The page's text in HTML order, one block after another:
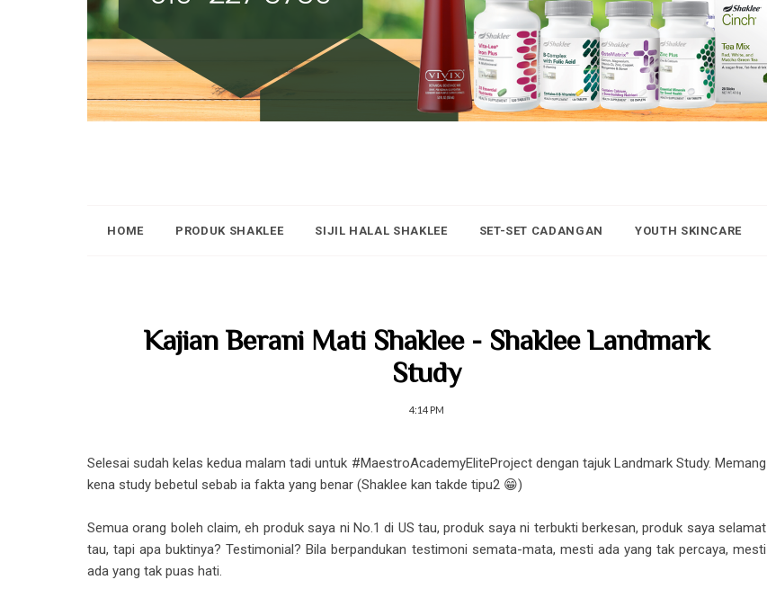
HOME PRODUK SHAKLEE SIJIL HALAL SHAKLEE SET-SET CADANGAN YOUTH SKINCARE
Kajian Berani Mati Shaklee - Shaklee Landmark
Study
4:14 PM
Selesai sudah kelas kedua malam tadi untuk #MaestroAcademyEliteProject dengan tajuk Landmark Study. Memang
kena study bebetul sebab ia fakta yang benar (Shaklee kan takde tipu2 😁)
Semua orang boleh claim, eh produk saya ni No.1 di US tau, produk saya ni terbukti berkesan, produk saya selamat
tau, tapi apa buktinya? Testimonial? Bila berpandukan testimoni semata-mata, mesti ada yang tak percaya, mesti
ada yang tak puas hati.